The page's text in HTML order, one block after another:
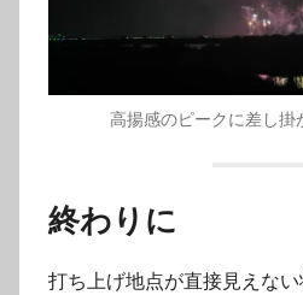
高揚感のピークに差し掛
終わりに
打ち上げ地点が直接見えな